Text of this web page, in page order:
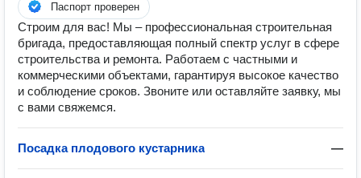
Паспорт проверен
Строим для вас! Мы – профессиональная строительная
бригада, предоставляющая полный спектр услуг в сфере
строительства и ремонта. Работаем с частными и
коммерческими объектами, гарантируя высокое качество
и соблюдение сроков. Звоните или оставляйте заявку, мы
с вами свяжемся.
Посадка плодового кустарника —